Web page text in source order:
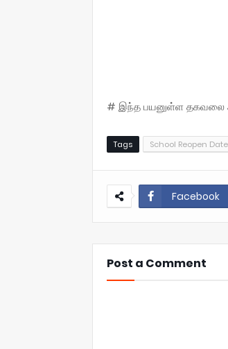
# இந்த பயனுள்ள தகவலை
Tags School Reopen Date
Facebook
Post a Comment